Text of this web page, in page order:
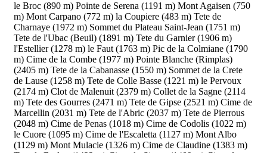
le Broc (890 m) Pointe de Serena (1191 m) Mont Agaisen (750
m) Mont Carpano (772 m) la Coupiere (483 m) Tete de
Charnaye (1972 m) Sommet du Plateau Saint-Jean (1751 m)
Tete de l'Ubac (Beuil) (1891 m) Tete du Garnier (1906 m)
l'Estellier (1278 m) le Faut (1763 m) Pic de la Colmiane (1790
m) Cime de la Combe (1977 m) Pointe Blanche (Rimplas)
(2405 m) Tete de la Cabanasse (1550 m) Sommet de la Crete
de Lause (1258 m) Tete de Colle Basse (1221 m) le Pervoux
(2174 m) Clot de Malenuit (2379 m) Collet de la Sagne (2114
m) Tete des Gourres (2471 m) Tete de Gipse (2521 m) Cime de
Marcellin (2031 m) Tete de l'Abric (2037 m) Tete de Pierrous
(2048 m) Cime de Penas (1018 m) Cime de Codolis (1022 m)
le Cuore (1095 m) Cime de l'Escaletta (1127 m) Mont Albo
(1129 m) Mont Mulacie (1326 m) Cime de Claudine (1383 m)